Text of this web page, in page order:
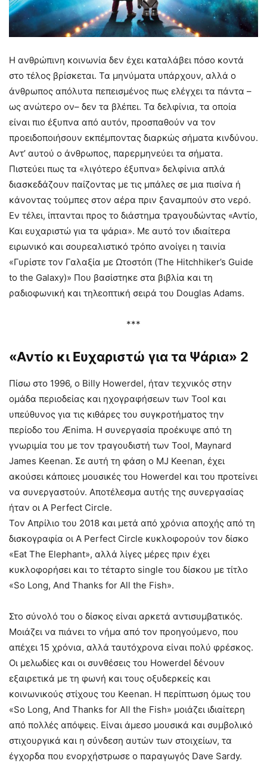
Η ανθρώπινη κοινωνία δεν έχει καταλάβει πόσο κοντά
στο τέλος βρίσκεται. Τα μηνύματα υπάρχουν, αλλά ο
άνθρωπος απόλυτα πεπεισμένος πως ελέγχει τα πάντα –
ως ανώτερο ον– δεν τα βλέπει. Τα δελφίνια, τα οποία
είναι πιο έξυπνα από αυτόν, προσπαθούν να τον
προειδοποιήσουν εκπέμποντας διαρκώς σήματα κινδύνου.
Αντ’ αυτού ο άνθρωπος, παρερμηνεύει τα σήματα.
Πιστεύει πως τα «λιγότερο έξυπνα» δελφίνια απλά
διασκεδάζουν παίζοντας με τις μπάλες σε μια πισίνα ή
κάνοντας τούμπες στον αέρα πριν ξαναμπούν στο νερό.
Εν τέλει, ίπτανται προς το διάστημα τραγουδώντας «Αντίο,
Και ευχαριστώ για τα ψάρια». Με αυτό τον ιδιαίτερα
ειρωνικό και σουρεαλιστικό τρόπο ανοίγει η ταινία
«Γυρίστε τον Γαλαξία με Ωτοστόπ (The Hitchhiker’s Guide
to the Galaxy)» Που βασίστηκε στα βιβλία και τη
ραδιοφωνική και τηλεοπτική σειρά του Douglas Adams.
***
«Αντίο κι Ευχαριστώ για τα Ψάρια» 2
Πίσω στο 1996, ο Billy Howerdel, ήταν τεχνικός στην
ομάδα περιοδείας και ηχογραφήσεων των Tool και
υπεύθυνος για τις κιθάρες του συγκροτήματος την
περίοδο του Ænima. Η συνεργασία προέκυψε από τη
γνωριμία του με τον τραγουδιστή των Tool, Maynard
James Keenan. Σε αυτή τη φάση ο MJ Keenan, έχει
ακούσει κάποιες μουσικές του Howerdel και του προτείνει
να συνεργαστούν. Αποτέλεσμα αυτής της συνεργασίας
ήταν οι A Perfect Circle.
Τον Απρίλιο του 2018 και μετά από χρόνια αποχής από τη
δισκογραφία οι A Perfect Circle κυκλοφορούν τον δίσκο
«Eat The Elephant», αλλά λίγες μέρες πριν έχει
κυκλοφορήσει και το τέταρτο single του δίσκου με τίτλο
«So Long, And Thanks for All the Fish».
Στο σύνολό του ο δίσκος είναι αρκετά αντισυμβατικός.
Μοιάζει να πιάνει το νήμα από τον προηγούμενο, που
απέχει 15 χρόνια, αλλά ταυτόχρονα είναι πολύ φρέσκος.
Οι μελωδίες και οι συνθέσεις του Howerdel δένουν
εξαιρετικά με τη φωνή και τους οξυδερκείς και
κοινωνικούς στίχους του Keenan. Η περίπτωση όμως του
«So Long, And Thanks for All the Fish» μοιάζει ιδιαίτερη
από πολλές απόψεις. Είναι άμεσο μουσικά και συμβολικό
στιχουργικά και η σύνδεση αυτών των στοιχείων, τα
έγχορδα που ενορχήστρωσε ο παραγωγός Dave Sardy.